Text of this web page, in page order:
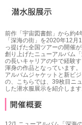
前作「宇宙図書館」から約4
「深海の街」を2020年12
っ提げた全国ツアーの開催が
創り上げたニューアルバム
の長いキャリアの中で経験
渾身の作品となっています。
アルバムジャケットと新ビ
の、こちらでは、39枚目ニ
した潜水服展示を紹介します